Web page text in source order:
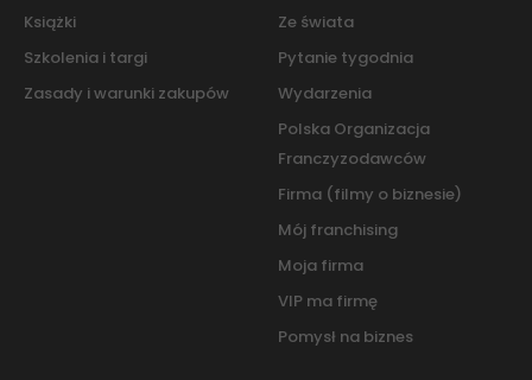
Książki
Szkolenia i targi
Zasady i warunki zakupów
Ze świata
Pytanie tygodnia
Wydarzenia
Polska Organizacja
Franczyzodawców
Firma (filmy o biznesie)
Mój franchising
Moja firma
VIP ma firmę
Pomysł na biznes